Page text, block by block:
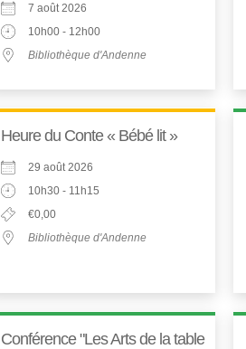
7 août 2026
10h00 - 12h00
Bibliothèque d'Andenne
Heure du Conte « Bébé lit »
29 août 2026
10h30 - 11h15
€0,00
Bibliothèque d'Andenne
Conférence "Les Arts de la table